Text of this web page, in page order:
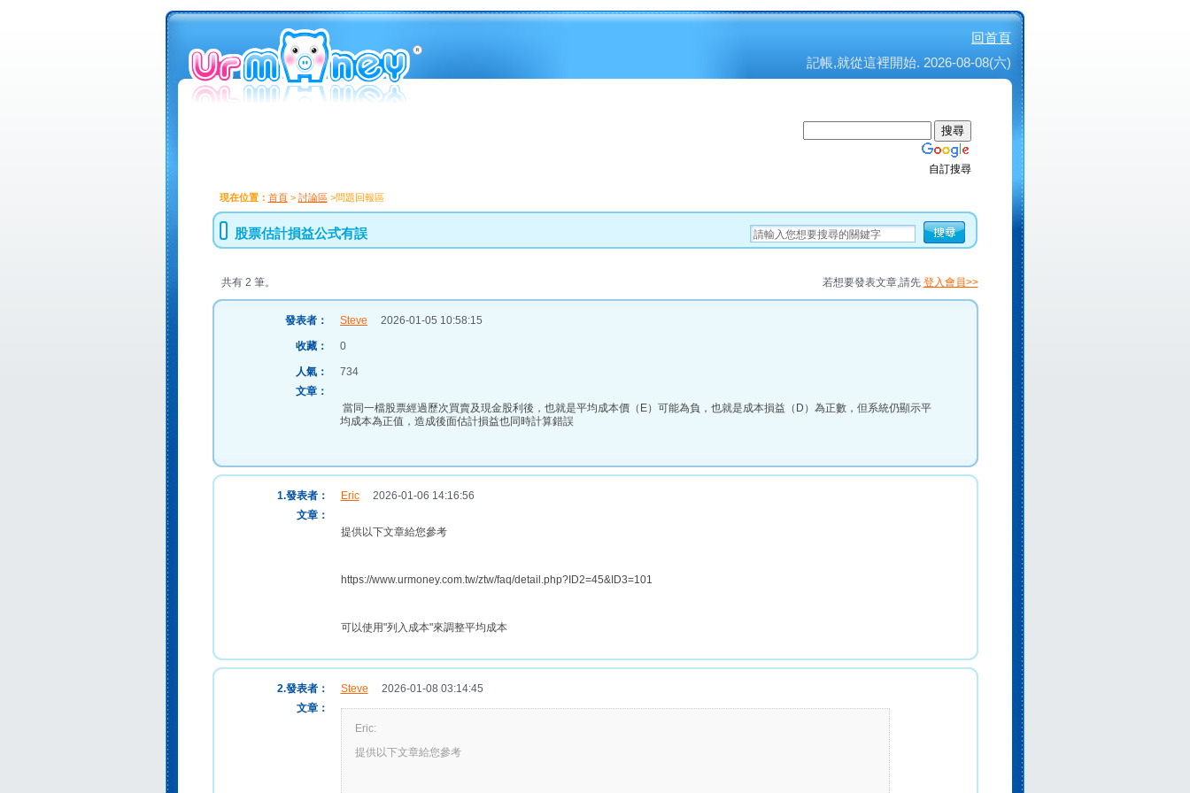
回首頁
記帳,就從這裡開始. 2026-08-08(六)
自訂搜尋
現在位置： 首頁> 討論區>問題回報區
股票估計損益公式有誤
共有 2 筆。 若想要發表文章,請先 登入會員>>
發表者： Steve 2026-01-05 10:58:15
收藏： 0
人氣：
734
文章：
當同一檔股票經過歷次買賣及現金股利後，也就是平均成本價（E）可能為負，也就是成本損益（D）為正數，但系統仍顯示平
均成本為正值，造成後面估計損益也同時計算錯誤
1.發表者： Eric2026-01-06 14:16:56
文章：
提供以下文章給您參考
https://www.urmoney.com.tw/ztw/faq/detail.php?ID2=45&ID3=101
可以使用"列入成本"來調整平均成本
2.發表者： Steve 2026-01-08 03:14:45
文章：
Eric:
提供以下文章給您參考